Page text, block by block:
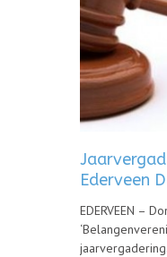
Ederveen
EDERVEEN –